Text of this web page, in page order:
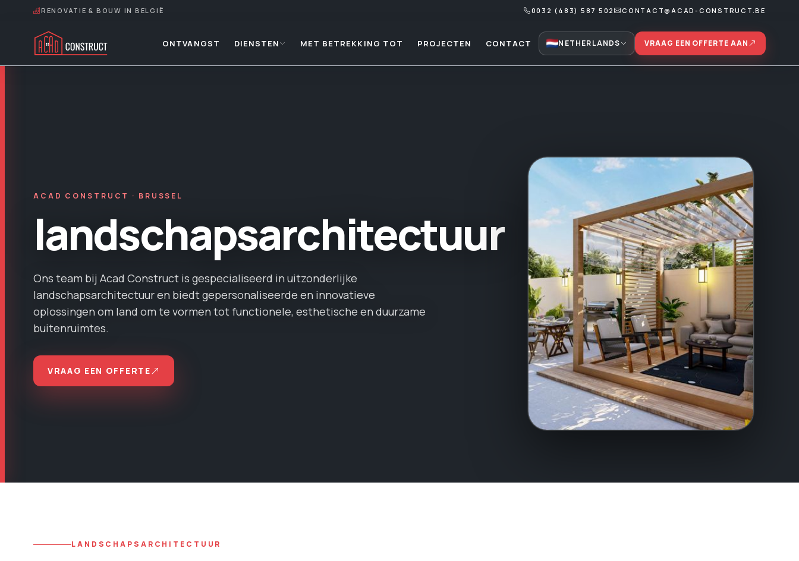
ACAD CONSTRUCT · BRUSSEL
landschapsarchitectuur
Ons team bij Acad Construct is gespecialiseerd in uitzonderlijke
landschapsarchitectuur en biedt gepersonaliseerde en innovatieve
oplossingen om land om te vormen tot functionele, esthetische en duurzame
buitenruimtes.
VRAAG EEN OFFERTE
LANDSCHAPSARCHITECTUUR
RENOVATIE & BOUW IN BELGIË 0032 (483) 587 502 CONTACT@ACAD-CONSTRUCT.BE
ONTVANGST DIENSTEN MET BETREKKING TOT PROJECTEN CONTACT NETHERLANDS VRAAG EEN OFFERTE AAN